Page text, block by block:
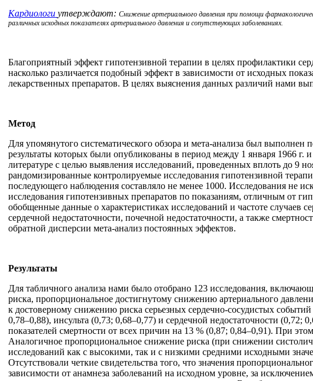
Кардиологи утверждают: Снижение артериального давления при помощи
различных исходных показателях артериального давления и сопутствующих заболеваниях.
Благоприятный эффект гипотензивной терапии в целях профилактики
насколько различается подобный эффект в зависимости от исходных
лекарственных препаратов. В целях выяснения данных различий нами
Метод
Для упомянутого систематического обзора и мета-анализа был
результаты которых были опубликованы в период между 1 января 1966
литературе с целью выявления исследований, проведенных вплоть до 9
рандомизированные контролируемые исследования гипотензивной
последующего наблюдения составляло не менее 1000. Исследования не
исследования гипотензивных препаратов по показаниям, отличным от
обобщенные данные о характеристиках исследований и частоте случаев
сердечной недостаточности, почечной недостаточности, а также
обратной дисперсии мета-анализ постоянных эффектов.
Результаты
Для табличного анализа нами было отобрано 123 исследования,
риска, пропорциональное достигнутому снижению артериального
к достоверному снижению риска серьезных сердечно-сосудистых
0,78–0,88), инсульта (0,73; 0,68–0,77) и сердечной недостаточности
показателей смертности от всех причин на 13 % (0,87; 0,84–0,91). При
Аналогичное пропорциональное снижение риска (при снижении
исследований как с высокими, так и с низкими средними исходными
Отсутствовали четкие свидетельства того, что значения
зависимости от анамнеза заболеваний на исходном уровне, за